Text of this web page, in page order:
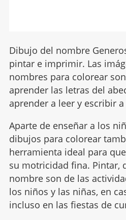
Dibujo del nombre
pintar e imprimir. Las
nombres para colorear
aprender las letras del
aprender a leer y escribir
Aparte de enseñar a los
dibujos para colorear
herramienta ideal para
su motricidad fina. Pintar,
nombre son de las
los niños y las niñas, en
incluso en las fiestas de